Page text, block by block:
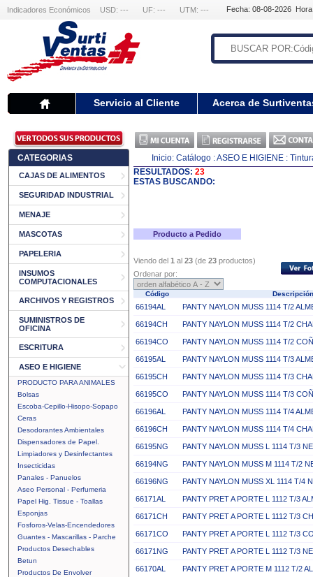
Indicadores Económicos USD: --- UF: --- UTM: --- Fecha: 08-08-2026
Servicio al Cliente Acerca de
CATEGORIAS
CAJAS DE ALIMENTOS
SEGURIDAD INDUSTRIAL
MENAJE
MASCOTAS
PAPELERIA
INSUMOS
COMPUTACIONALES
ARCHIVOS Y REGISTROS
SUMINISTROS DE
OFICINA
ESCRITURA
ASEO E HIGIENE
PRODUCTO PARA ANIMALES
Bolsas
Escoba-Cepillo-Hisopo-Sopapo
Ceras
Desodorantes Ambientales
Dispensadores de Papel.
Limpiadores y Desinfectantes
Insecticidas
Panales - Panuelos
Aseo Personal - Perfumeria
Papel Hig. Tissue - Toallas
Esponjas
Fosforos-Velas-Encendedores
Guantes - Mascarillas - Parche
Productos Desechables
Betun
Productos De Envolver
Inicio: Catálogo : ASEO E HIGIENE :
RESULTADOS: 23
ESTAS BUSCANDO:
Producto a Pedido
Viendo del 1 al 23 (de 23 productos)
Ordenar por:
Código
66194AL PANTY NAYLON MUSS 1114 T/2
66194CH PANTY NAYLON MUSS 1114 T/2
66194CO PANTY NAYLON MUSS 1114 T/2
66195AL PANTY NAYLON MUSS 1114 T/3
66195CH PANTY NAYLON MUSS 1114 T/3
66195CO PANTY NAYLON MUSS 1114 T/3
66196AL PANTY NAYLON MUSS 1114 T/4
66196CH PANTY NAYLON MUSS 1114 T/4
66195NG PANTY NAYLON MUSS L 1114 T/3
66194NG PANTY NAYLON MUSS M 1114 T/2
66196NG PANTY NAYLON MUSS XL 1114 T/4
66171AL PANTY PRET A PORTE L 1112 T/3
66171CH PANTY PRET A PORTE L 1112 T/3
66171CO PANTY PRET A PORTE L 1112 T/3
66171NG PANTY PRET A PORTE L 1112 T/3
66170AL PANTY PRET A PORTE M 1112 T/2